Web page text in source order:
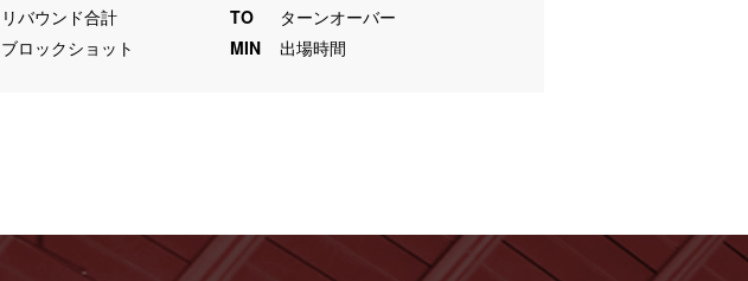
リバウンド合計 TO
ターンオーバー
ブロックショット MIN 出場時間